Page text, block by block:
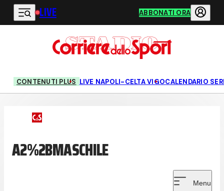
Vai al contenuto principale
LIVE ABBONATI ORA
CONTENUTI PLUS LIVE NAPOLI-CELTA VIGOCALENDARIO
A2%2BMASCHILE
Menu